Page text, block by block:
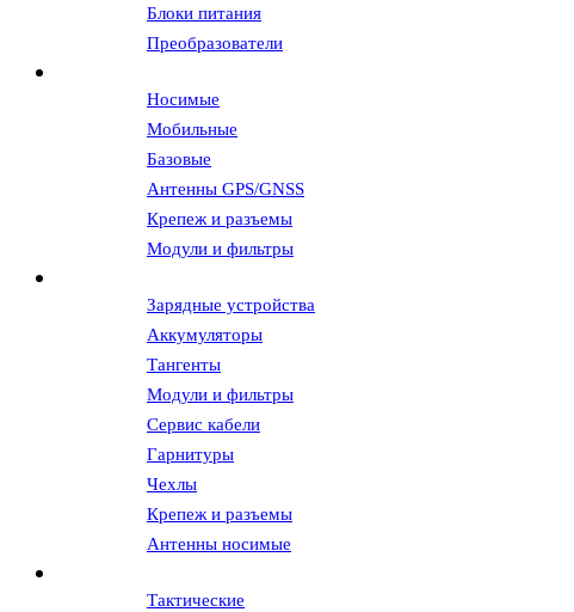
Блоки питания
Преобразователи
Носимые
Мобильные
Базовые
Антенны GPS/GNSS
Крепеж и разъемы
Модули и фильтры
Зарядные устройства
Аккумуляторы
Тангенты
Модули и фильтры
Сервис кабели
Гарнитуры
Чехлы
Крепеж и разъемы
Антенны носимые
Тактические